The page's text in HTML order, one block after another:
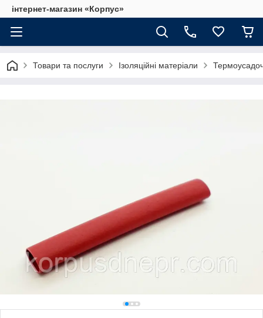
інтернет-магазин «Корпус»
Товари та послуги Ізоляційні матеріали